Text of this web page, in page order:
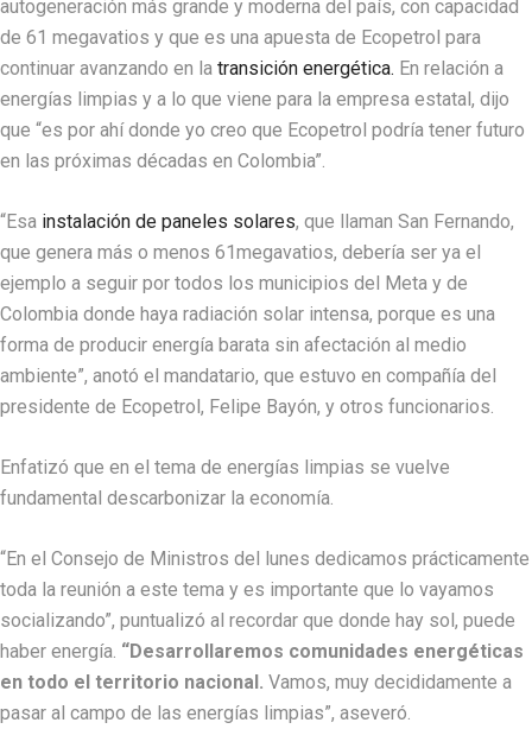
autogeneración más grande y moderna del país, con capacidad
de 61 megavatios y que es una apuesta de Ecopetrol para
continuar avanzando en la transición energética. En relación a
energías limpias y a lo que viene para la empresa estatal, dijo
que “es por ahí donde yo creo que Ecopetrol podría tener futuro
en las próximas décadas en Colombia”.
“Esa instalación de paneles solares, que llaman San Fernando,
que genera más o menos 61megavatios, debería ser ya el
ejemplo a seguir por todos los municipios del Meta y de
Colombia donde haya radiación solar intensa, porque es una
forma de producir energía barata sin afectación al medio
ambiente”, anotó el mandatario, que estuvo en compañía del
presidente de Ecopetrol, Felipe Bayón, y otros funcionarios.
Enfatizó que en el tema de energías limpias se vuelve
fundamental descarbonizar la economía.
“En el Consejo de Ministros del lunes dedicamos prácticamente
toda la reunión a este tema y es importante que lo vayamos
socializando”, puntualizó al recordar que donde hay sol, puede
haber energía. “Desarrollaremos comunidades energéticas
en todo el territorio nacional. Vamos, muy decididamente a
pasar al campo de las energías limpias”, aseveró.